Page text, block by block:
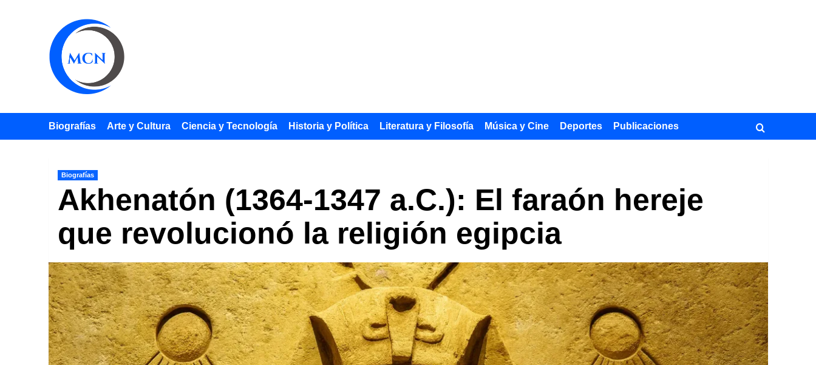
Biografías Arte y Cultura Ciencia y Tecnología Historia y Política Literatura y Filosofía Música y Cine Deportes Publicaciones
Biografías
Akhenatón (1364-1347 a.C.): El faraón hereje
que revolucionó la religión egipcia